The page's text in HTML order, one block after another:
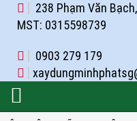
238 Phạm Văn
MST: 0315598739
0903 279 179